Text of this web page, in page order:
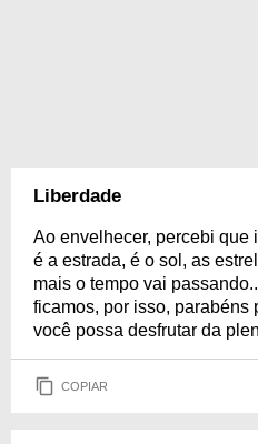
Liberdade
Ao envelhecer, percebi que
é a estrada, é o sol, as
mais o tempo vai
ficamos, por isso, parabéns
você possa desfrutar da
COPIAR